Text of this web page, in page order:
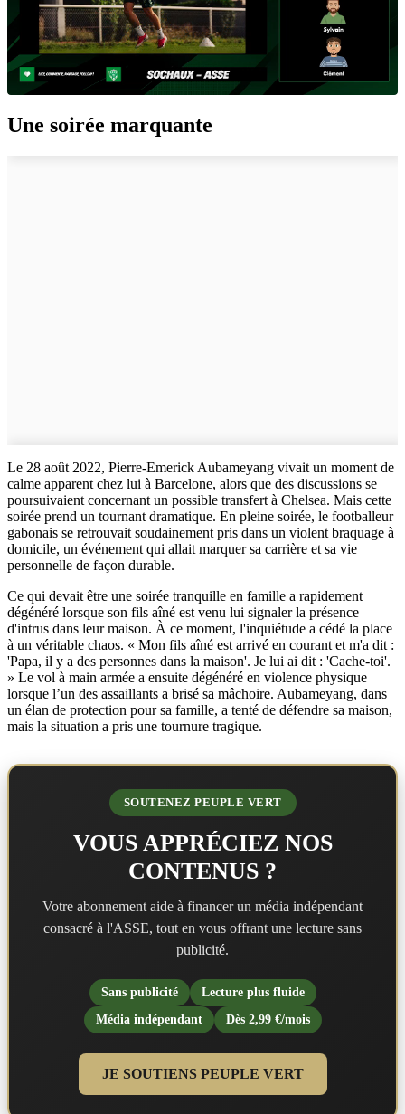
Une soirée marquante
Le 28 août 2022, Pierre-Emerick Aubameyang vivait un moment de
calme apparent chez lui à Barcelone, alors que des discussions se
poursuivaient concernant un possible transfert à Chelsea. Mais cette
soirée prend un tournant dramatique. En pleine soirée, le footballeur
gabonais se retrouvait soudainement pris dans un violent braquage à
domicile, un événement qui allait marquer sa carrière et sa vie
personnelle de façon durable.
Ce qui devait être une soirée tranquille en famille a rapidement
dégénéré lorsque son fils aîné est venu lui signaler la présence
d'intrus dans leur maison. À ce moment, l'inquiétude a cédé la place
à un véritable chaos. « Mon fils aîné est arrivé en courant et m'a dit :
'Papa, il y a des personnes dans la maison'. Je lui ai dit : 'Cache-toi'.
» Le vol à main armée a ensuite dégénéré en violence physique
lorsque l’un des assaillants a brisé sa mâchoire. Aubameyang, dans
un élan de protection pour sa famille, a tenté de défendre sa maison,
mais la situation a pris une tournure tragique.
SOUTENEZ PEUPLE VERT
VOUS APPRÉCIEZ NOS
CONTENUS ?
Votre abonnement aide à financer un média indépendant
consacré à l'ASSE, tout en vous offrant une lecture sans
publicité.
Sans publicité
Lecture plus fluide
Média indépendant
Dès 2,99 €/mois
JE SOUTIENS PEUPLE VERT